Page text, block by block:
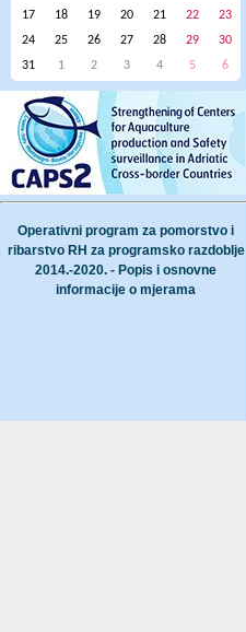
17
18 19 20 21 22
23
24
25 26 27 28 29
30
31
1 2 3 4 5 6
Operativni program za pomorstvo i
ribarstvo RH za programsko razdoblje
2014.-2020. - Popis i osnovne
informacije o mjerama